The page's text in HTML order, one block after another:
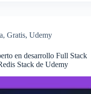
,Gratis,Udemy
en desarrollo Full Stack
Stack de Udemy